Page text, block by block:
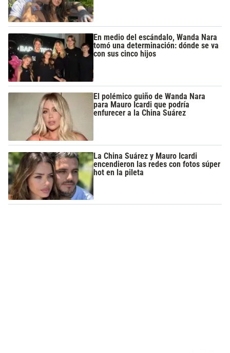
En medio del escándalo, Wanda Nara
tomó una determinación: dónde se va
con sus cinco hijos
El polémico guiño de Wanda Nara
para Mauro Icardi que podría
enfurecer a la China Suárez
La China Suárez y Mauro Icardi
encendieron las redes con fotos súper
hot en la pileta